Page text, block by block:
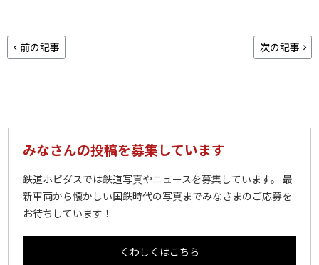
前の記事 次の記事
みなさんの投稿を募集しています
鉄道ホビダスでは鉄道写真やニュースを募集しています。 最
新車両から懐かしい国鉄時代の写真までみなさまのご応募を
お待ちしています！
くわしくはこちら